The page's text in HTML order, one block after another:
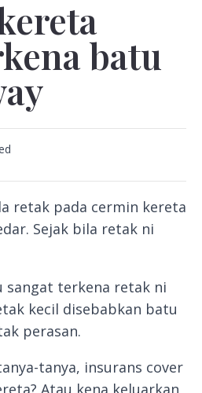
batu
retak pada cermin kereta
Sejak bila retak ni
sangat terkena retak ni
kecil disebabkan batu
perasan.
tanya, insurans cover